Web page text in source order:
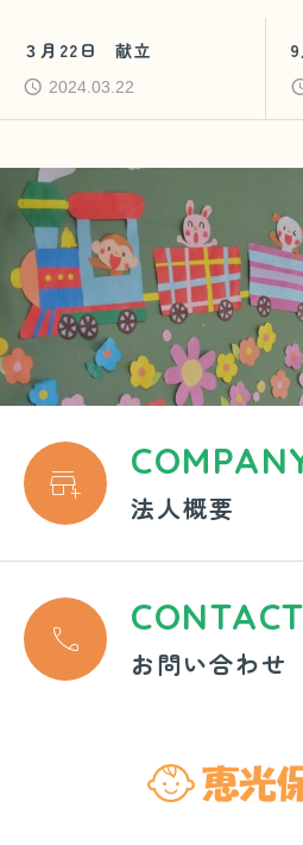
３月22日 献立
2024.03.22

法人概要
 CONTACT
お問い合わせ